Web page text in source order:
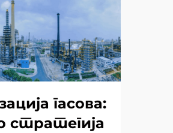
гасова:
стратегија